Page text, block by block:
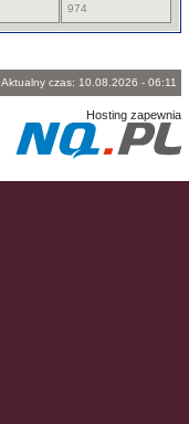
974
Aktualny czas: 10.08.2026 - 06:11
Hosting zapewnia